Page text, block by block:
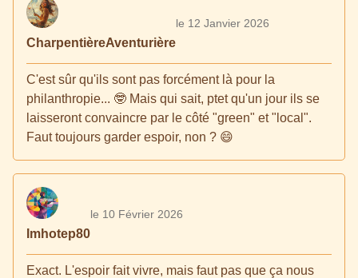
CharpentièreAventurière
le 12 Janvier 2026
C'est sûr qu'ils sont pas forcément là pour la
philanthropie... 🤓 Mais qui sait, ptet qu'un jour ils se
laisseront convaincre par le côté "green" et "local".
Faut toujours garder espoir, non ? 😄
Imhotep80
le 10 Février 2026
Exact. L'espoir fait vivre, mais faut pas que ça nous